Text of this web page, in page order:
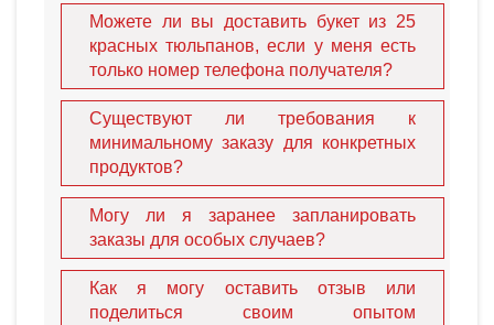
Можете ли вы доставить букет из 25
красных тюльпанов, если у меня есть
только номер телефона получателя?
Существуют ли требования к
минимальному заказу для конкретных
продуктов?
Могу ли я заранее запланировать
заказы для особых случаев?
Как я могу оставить отзыв или
поделиться своим опытом